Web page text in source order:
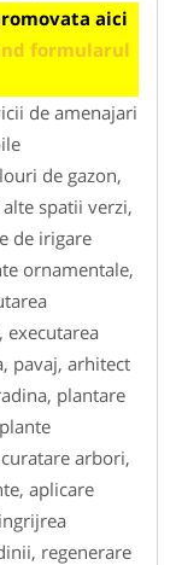
aici
formularul
de amenajari
de gazon,
spatii verzi,
de irigare
ornamentale,
executarea
pavaj, arhitect
plantare
arbori,
aplicare
regenerare